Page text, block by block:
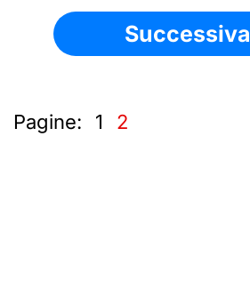
Successiva
Pagine: 1 2